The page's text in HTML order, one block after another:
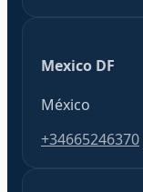
Mexico DF
México
+34665246370